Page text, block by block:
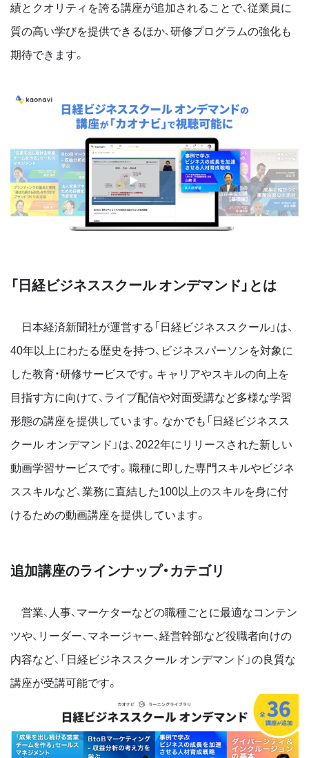
績とクオリティを誇る講座が追加されることで、従業員に
質の高い学びを提供できるほか、研修プログラムの強化も
期待できます。
「日経ビジネススクール オンデマンド」とは
日本経済新聞社が運営する「日経ビジネススクール」は、
40年以上にわたる歴史を持つ、ビジネスパーソンを対象に
した教育・研修サービスです。キャリアやスキルの向上を
目指す方に向けて、ライブ配信や対面受講など多様な学習
形態の講座を提供しています。なかでも「日経ビジネスス
クール オンデマンド」は、2022年にリリースされた新しい
動画学習サービスです。職種に即した専門スキルやビジネ
ススキルなど、業務に直結した100以上のスキルを身に付
けるための動画講座を提供しています。
追加講座のラインナップ・カテゴリ
営業、人事、マーケターなどの職種ごとに最適なコンテン
ツや、リーダー、マネージャー、経営幹部など役職者向けの
内容など、「日経ビジネススクール オンデマンド」の良質な
講座が受講可能です。